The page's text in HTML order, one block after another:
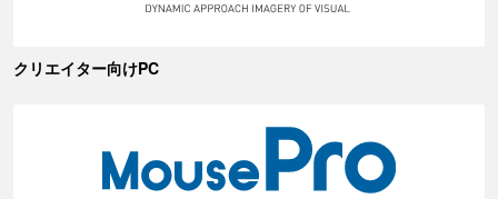
クリエイター向けPC